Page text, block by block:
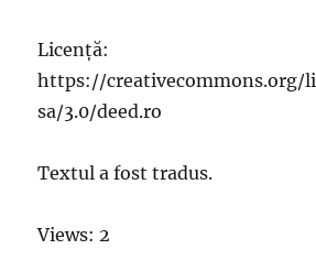
Licență:
https://creativecommons.org/
sa/3.0/deed.ro
Textul a fost tradus.
Views: 2